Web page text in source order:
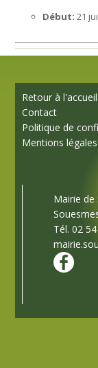
Début: 21
Retour à l'accueil
Contact
Politique de
Mentions légales
Mairie de
Tél. 02